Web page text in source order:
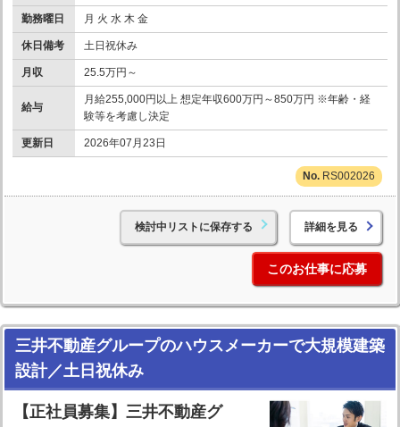
勤務曜日 月 火 水 木 金
休日備考 土日祝休み
月収 25.5万円～
給与
月給255,000円以上 想定年収600万円～850万円 ※年齢・経
験等を考慮し決定
更新日 2026年07月23日
RS002026
検討中リストに保存する 詳細を見る
このお仕事に応募
三井不動産グループのハウスメーカーで大規模建築
設計／土日祝休み
【正社員募集】三井不動産グ